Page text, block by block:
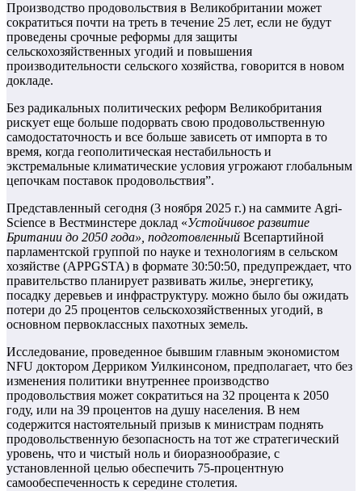
Производство продовольствия в Великобритании может
сократиться почти на треть в течение 25 лет, если не будут
проведены срочные реформы для защиты
сельскохозяйственных угодий и повышения
производительности сельского хозяйства, говорится в новом
докладе.
Без радикальных политических реформ Великобритания
рискует еще больше подорвать свою продовольственную
самодостаточность и все больше зависеть от импорта в то
время, когда геополитическая нестабильность и
экстремальные климатические условия угрожают глобальным
цепочкам поставок продовольствия”.
Представленный сегодня (3 ноября 2025 г.) на саммите Agri-
Science в Вестминстере доклад «Устойчивое развитие
Британии до 2050 года», подготовленный Всепартийной
парламентской группой по науке и технологиям в сельском
хозяйстве (APPGSTA) в формате 30:50:50, предупреждает, что
правительство планирует развивать жилье, энергетику,
посадку деревьев и инфраструктуру. можно было бы ожидать
потери до 25 процентов сельскохозяйственных угодий, в
основном первоклассных пахотных земель.
Исследование, проведенное бывшим главным экономистом
NFU доктором Дерриком Уилкинсоном, предполагает, что без
изменения политики внутреннее производство
продовольствия может сократиться на 32 процента к 2050
году, или на 39 процентов на душу населения. В нем
содержится настоятельный призыв к министрам поднять
продовольственную безопасность на тот же стратегический
уровень, что и чистый ноль и биоразнообразие, с
установленной целью обеспечить 75-процентную
самообеспеченность к середине столетия.